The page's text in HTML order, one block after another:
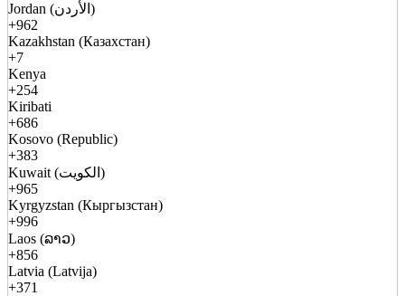
Jordan (الأردن)
+962
Kazakhstan (Казахстан)
+7
Kenya
+254
Kiribati
+686
Kosovo (Republic)
+383
Kuwait (الكويت)
+965
Kyrgyzstan (Кыргызстан)
+996
Laos (ລາວ)
+856
Latvia (Latvija)
+371